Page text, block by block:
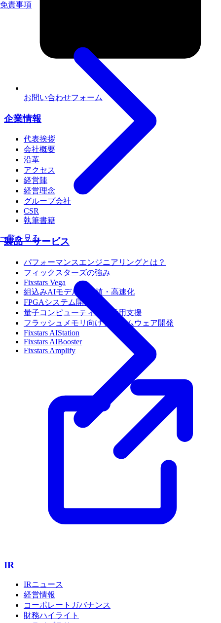
免責事項
一覧を見る
お問い合わせフォーム
企業情報
代表挨拶
会社概要
沿革
アクセス
経営陣
経営理念
グループ会社
CSR
執筆書籍
製品・サービス
パフォーマンスエンジニアリングとは？
フィックスターズの強み
Fixstars Vega
組込みAIモデルの移植・高速化
FPGAシステム開発
量子コンピューティング活用支援
フラッシュメモリ向けファームウェア開発
Fixstars AIStation
Fixstars AIBooster
Fixstars Amplify
IR
IRニュース
経営情報
コーポレートガバナンス
財務ハイライト